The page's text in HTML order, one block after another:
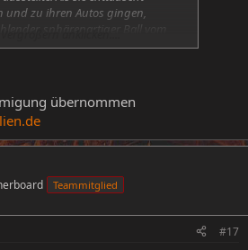
und zu ihren Autos gingen,
sphärenartiger Ball vom
über den nahen
bzw. einen ‚Schweif’ hinter
über den Baumwipfeln auf und
rund 15 Minuten lang
fuhren sie nach Hause. Die
15 Minuten, als sie ankamen
morgens, obwohl sie das Licht
übernommen
Teammitglied
#17